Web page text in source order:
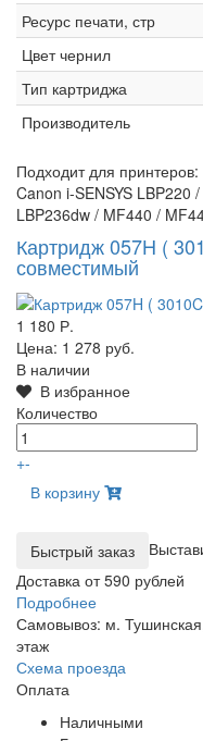
Ресурс печати, стр
Цвет чернил
Тип картриджа
Производитель
Подходит для принтеров:
Canon i-SENSYS LBP220
LBP236dw / MF440 /
Картридж 057H (
совместимый
1 180 Р.
Цена: 1 278 руб.
В наличии
В избранное
Количество
+-
В корзину
Доставка от 590 рублей
Подробнее
Самовывоз: м.
этаж
Схема проезда
Оплата
Наличными